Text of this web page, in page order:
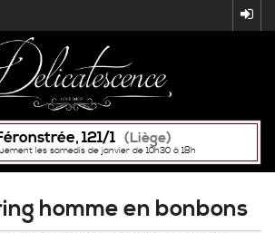
121/1 (Liège)
les samedis de janvier de 10h30 à 18h
homme en bonbons